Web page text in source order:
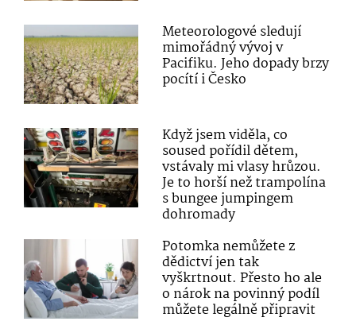
Meteorologové sledují
mimořádný vývoj v
Pacifiku. Jeho dopady brzy
pocítí i Česko
Když jsem viděla, co
soused pořídil dětem,
vstávaly mi vlasy hrůzou.
Je to horší než trampolína
s bungee jumpingem
dohromady
Potomka nemůžete z
dědictví jen tak
vyškrtnout. Přesto ho ale
o nárok na povinný podíl
můžete legálně připravit